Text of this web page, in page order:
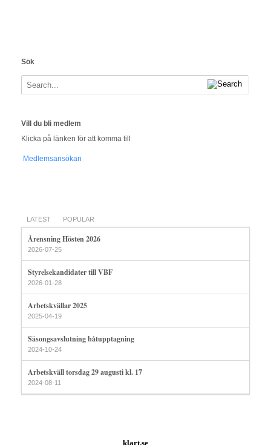
Sök
Vill du bli medlem
Klicka på länken för att komma till
Medlemsansökan
LATEST POPULAR
Årensning Hösten 2026
2026-07-25
Styrelsekandidater till VBF
2026-01-28
Arbetskvällar 2025
2025-04-19
Säsongsavslutning båtupptagning
2024-10-24
Arbetskväll torsdag 29 augusti kl. 17
2024-08-11
klart.se